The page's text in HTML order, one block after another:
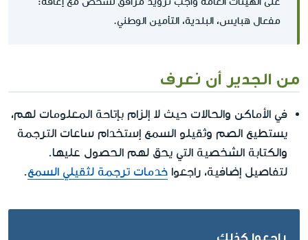
مفعال هبايس، البلدية، التأمين الوطني.
من الجدير أن نعرف
في الأماكن والحالات حيث لا إلزام بإتاحة المعلومات لهم،
يستطيع الصم وثقيلو السمع إستخدام ساعات الترجمة
والكتابة الشخصية التي يحق لهم الحصول عليها.
لتفاصيل إضافية، راجعوا خدمات ترجمة لثقيلي السمع.
راجعوا كذلك